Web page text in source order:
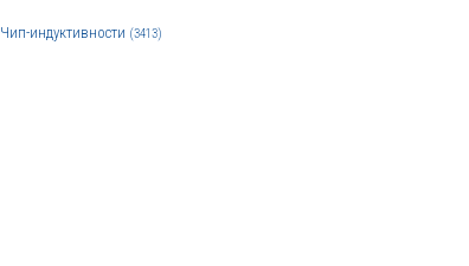
Чип-индуктивности (3413)